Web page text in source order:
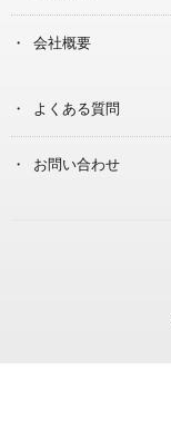
会社概要
よくある質問
お問い合わせ